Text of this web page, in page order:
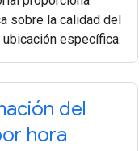
sobre la calidad del
ubicación específica.
del
hora